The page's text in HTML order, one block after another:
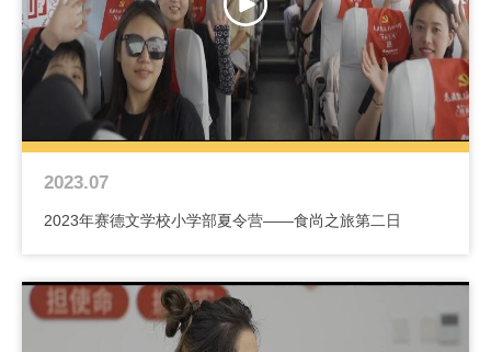
2023.07
2023年赛德文学校小学部夏令营——食尚之旅第二日